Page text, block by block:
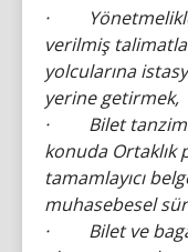
·
verilmiş
yolcularına
yerine getirmek,
· Bilet tanzim
konuda
tamamlayıcı
muhasebesel
· Bilet ve bagaj